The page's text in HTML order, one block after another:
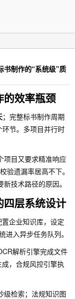
书制作的“系统级”质
的效率瓶颈
；完整标书制作周期
节。多项目并行时
项目又要求精准响应
验遗漏率居高不下。
技术路径的原因。
层系统设计
企业知识库，设定
入异步任务队列。
解析引擎完成文件
，合规风控引擎执
级检索；法规知识图